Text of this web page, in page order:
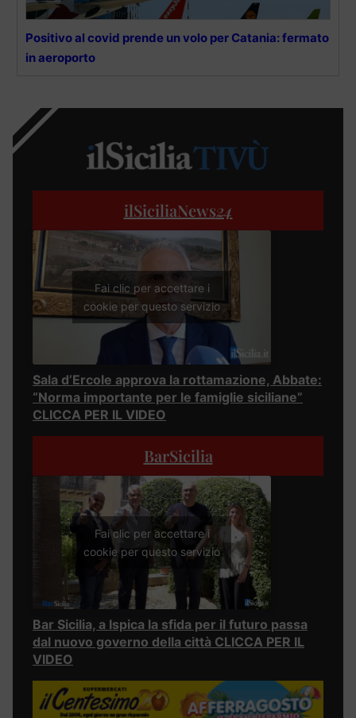
Positivo al covid prende un volo per Catania: fermato
in aeroporto
ilSiciliaNews24
Fai clic per accettare i
cookie per questo servizio
Sala d’Ercole approva la rottamazione, Abbate:
“Norma importante per le famiglie siciliane”
CLICCA PER IL VIDEO
BarSicilia
Fai clic per accettare i
cookie per questo servizio
Bar Sicilia, a Ispica la sfida per il futuro passa
dal nuovo governo della città CLICCA PER IL
VIDEO